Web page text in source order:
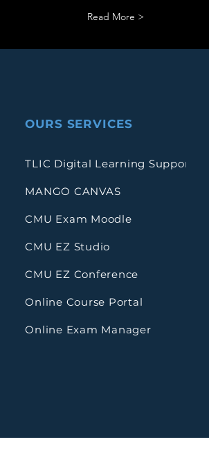
Read More >
OURS SERVICES
TLIC Digital Learning Support
MANGO CANVAS
CMU Exam Moodle
CMU EZ Studio
CMU EZ Conference
Online Course Portal
Online Exam Manager